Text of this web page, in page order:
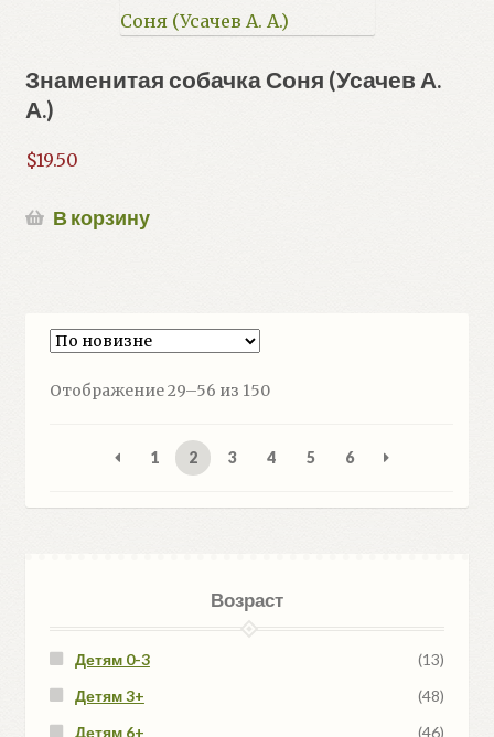
Знаменитая собачка Соня (Усачев А.
А.)
$19.50
В корзину
Отображение 29–56 из 150Сортировка:
1 2 3 4 5 6
Возраст
Детям 0-3
(13)
Детям 3+
(48)
Детям 6+
(46)